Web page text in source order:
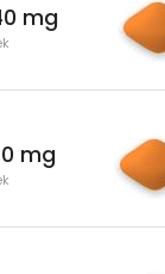
mg
mg